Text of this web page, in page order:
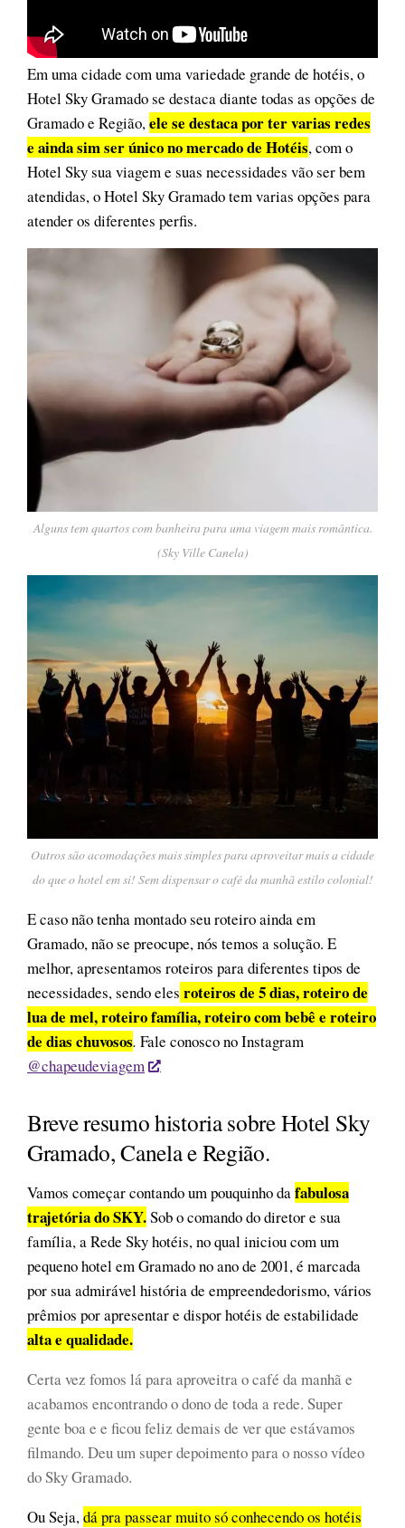
Em uma cidade com uma variedade grande de hotéis, o
Hotel Sky Gramado se destaca diante todas as opções de
Gramado e Região,ele se destaca por ter varias redes
e ainda sim ser único no mercado de Hotéis, com o
Hotel Sky sua viagem e suas necessidades vão ser bem
atendidas, o Hotel Sky Gramado tem varias opções para
atender os diferentes perfis.
Alguns tem quartos com banheira para uma viagem mais romântica.
(Sky Ville Canela)
Outros são acomodações mais simples para aproveitar mais a cidade
do que o hotel em si! Sem dispensar o café da manhã estilo colonial!
E caso não tenha montado seu roteiro ainda em
Gramado, não se preocupe, nós temos a solução. E
melhor, apresentamos roteiros para diferentes tipos de
necessidades, sendo eles roteiros de 5 dias, roteiro de
lua de mel, roteiro família, roteiro com bebê e roteiro
de dias chuvosos. Fale conosco no Instagram
@chapeudeviagem
Breve resumo historia sobre Hotel Sky
Gramado, Canela e Região.
Vamos começar contando um pouquinho dafabulosa
trajetória do SKY.Sob o comando do diretor e sua
família, a Rede Sky hotéis, no qual iniciou com um
pequeno hotel em Gramado no ano de 2001, é marcada
por sua admirável história de empreendedorismo, vários
prêmios por apresentar e dispor hotéis de estabilidade
alta e qualidade.
Certa vez fomos lá para aproveitra o café da manhã e
acabamos encontrando o dono de toda a rede. Super
gente boa e e ficou feliz demais de ver que estávamos
filmando. Deu um super depoimento para o nosso vídeo
do Sky Gramado.
Ou Seja,dá pra passear muito só conhecendo os hotéis